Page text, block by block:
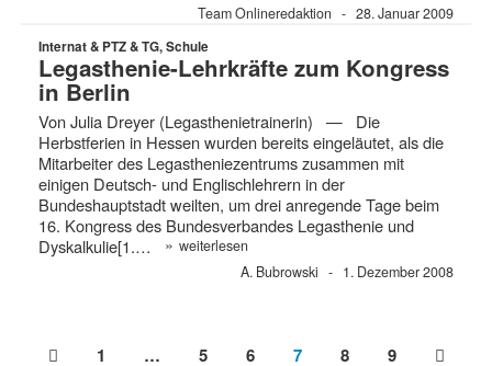
Team Onlineredaktion
28. Januar 2009
Internat & PTZ & TG, Schule
Legasthenie-Lehrkräfte zum Kongress
in Berlin
Von Julia Dreyer (Legasthenietrainerin) — Die
Herbstferien in Hessen wurden bereits eingeläutet, als die
Mitarbeiter des Legastheniezentrums zusammen mit
einigen Deutsch- und Englischlehrern in der
Bundeshauptstadt weilten, um drei anregende Tage beim
16. Kongress des Bundesverbandes Legasthenie und
Dyskalkulie[1.…
» weiterlesen
A. Bubrowski
1. Dezember 2008
1 … 5 6 7 8 9